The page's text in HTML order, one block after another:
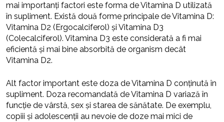
mai importanți factori este forma de Vitamina D utilizată
în supliment. Există două forme principale de Vitamina D:
Vitamina D2 (Ergocalciferol) și Vitamina D3
(Colecalciferol). Vitamina D3 este considerată a fi mai
eficientă și mai bine absorbită de organism decât
Vitamina D2.
Alt factor important este doza de Vitamina D conținută în
supliment. Doza recomandată de Vitamina D variază în
funcție de vârstă, sex și starea de sănătate. De exemplu,
copiii și adolescenții au nevoie de doze mai mici de